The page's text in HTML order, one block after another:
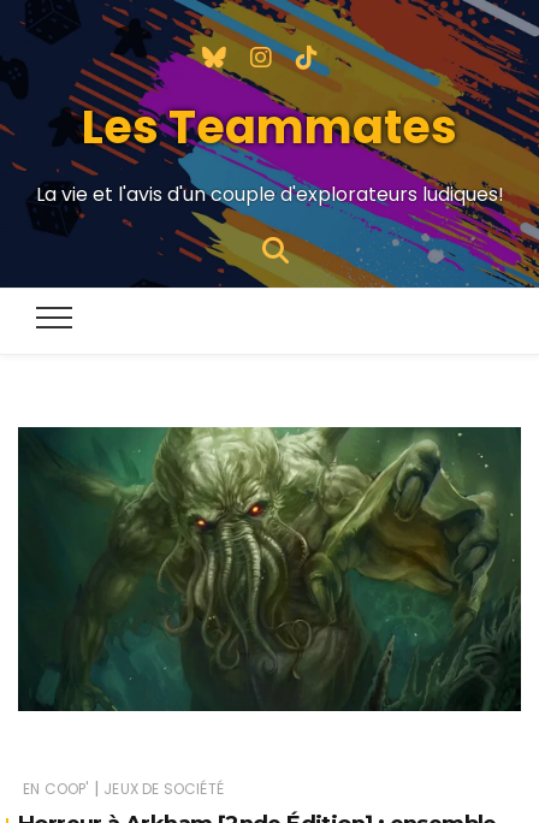
Les Teammates
La vie et l'avis d'un couple d'explorateurs ludiques!
EN COOP' | JEUX DE SOCIÉTÉ